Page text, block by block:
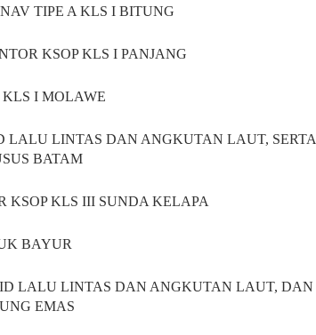
TIPE A KLS I BITUNG
KSOP KLS I PANJANG
KLS I MOLAWE
LALU LINTAS DAN ANGKUTAN LAUT, SERTA
BATAM
KSOP KLS III SUNDA KELAPA
BAYUR
LALU LINTAS DAN ANGKUTAN LAUT, DAN
EMAS